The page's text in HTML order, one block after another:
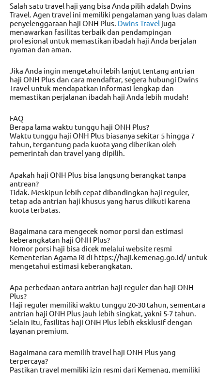
Salah satu travel haji yang bisa Anda pilih adalah Dwins
Travel. Agen travel ini memiliki pengalaman yang luas dalam
penyelenggaraan haji ONH Plus. Dwins Travel juga
menawarkan fasilitas terbaik dan pendampingan
profesional untuk memastikan ibadah haji Anda berjalan
nyaman dan aman.
Jika Anda ingin mengetahui lebih lanjut tentang antrian
haji ONH Plus dan cara mendaftar, segera hubungi Dwins
Travel untuk mendapatkan informasi lengkap dan
memastikan perjalanan ibadah haji Anda lebih mudah!
FAQ
Berapa lama waktu tunggu haji ONH Plus?
Waktu tunggu haji ONH Plus biasanya sekitar 5 hingga 7
tahun, tergantung pada kuota yang diberikan oleh
pemerintah dan travel yang dipilih.
Apakah haji ONH Plus bisa langsung berangkat tanpa
antrean?
Tidak. Meskipun lebih cepat dibandingkan haji reguler,
tetap ada antrian haji khusus yang harus diikuti karena
kuota terbatas.
Bagaimana cara mengecek nomor porsi dan estimasi
keberangkatan haji ONH Plus?
Nomor porsi haji bisa dicek melalui website resmi
Kementerian Agama RI di https://haji.kemenag.go.id/ untuk
mengetahui estimasi keberangkatan.
Apa perbedaan antara antrian haji reguler dan haji ONH
Plus?
Haji reguler memiliki waktu tunggu 20-30 tahun, sementara
antrian haji ONH Plus jauh lebih singkat, yakni 5-7 tahun.
Selain itu, fasilitas haji ONH Plus lebih eksklusif dengan
layanan premium.
Bagaimana cara memilih travel haji ONH Plus yang
terpercaya?
Pastikan travel memiliki izin resmi dari Kemenag, memiliki